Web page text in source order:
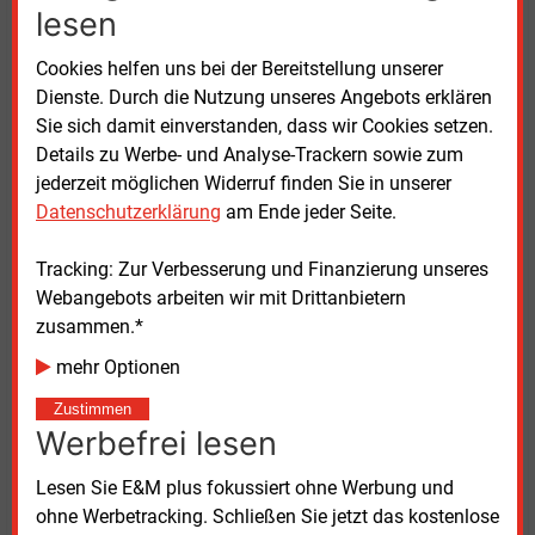
lesen
Cookies helfen uns bei der Bereitstellung unserer
Dienste. Durch die Nutzung unseres Angebots erklären
Sie sich damit einverstanden, dass wir Cookies setzen.
Details zu Werbe- und Analyse-Trackern sowie zum
jederzeit möglichen Widerruf finden Sie in unserer
Datenschutzerklärung am Ende jeder Seite.
Tracking: Zur Verbesserung und Finanzierung unseres
Webangebots arbeiten wir mit Drittanbietern
zusammen.*
mehr Optionen
Zustimmen
Werbefrei lesen
Lesen Sie E&M plus fokussiert ohne Werbung und
ohne Werbetracking. Schließen Sie jetzt das kostenlose
Möglichkeit nicht über die Preisbildung abgefangen,
sondern zielgerichtet kompensiert werden.
Dazu werden im Papier Vorschläge für sinnvolle
Begleitmaßnahmen aufgezeigt. „Für zielgerichtete
soziale Entlastungsmaßnahmen muss rasch die
Möglichkeit für Direktzahlungen geschaffen werden“,
Kompensationen, wie die Klimaprämie, würden
dadurch möglich. „Klare, langfristige Preissignale für
das Klima wie ein stetig steigender CO2-Preis sind
also sozial verträglich möglich und sollten nicht dem
akuten Krisenmanagement geopfert werden“,
appelliert die FÖS.
(FÖS) ist ein unabhängiger politischer Think Tank für
marktwirtschaftliche Instrumente in der Umwelt- und